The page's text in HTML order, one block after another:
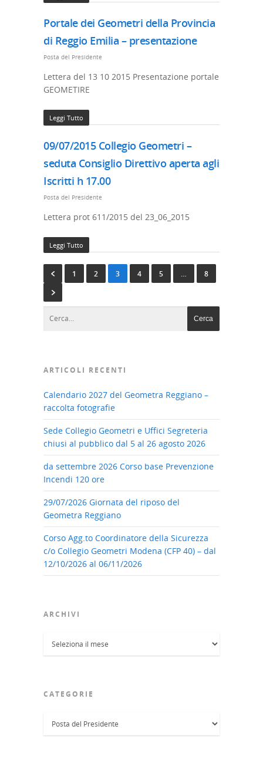
Portale dei Geometri della Provincia
di Reggio Emilia – presentazione
Posta del Presidente
Lettera del 13 10 2015 Presentazione portale
GEOMETIRE
Leggi Tutto
09/07/2015 Collegio Geometri –
seduta Consiglio Direttivo aperta agli
Iscritti h 17.00
Posta del Presidente
Lettera prot 611/2015 del 23_06_2015
Leggi Tutto
1 2 3 4 5 … 8
ARTICOLI RECENTI
Calendario 2027 del Geometra Reggiano –
raccolta fotografie
Sede Collegio Geometri e Uffici Segreteria
chiusi al pubblico dal 5 al 26 agosto 2026
da settembre 2026 Corso base Prevenzione
Incendi 120 ore
29/07/2026 Giornata del riposo del
Geometra Reggiano
Corso Agg.to Coordinatore della Sicurezza
c/o Collegio Geometri Modena (CFP 40) – dal
12/10/2026 al 06/11/2026
ARCHIVI
CATEGORIE
Categorie